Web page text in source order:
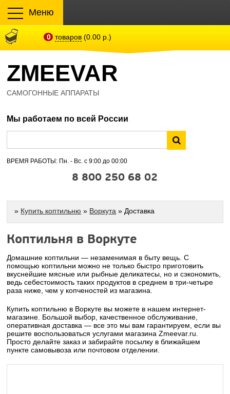
Меню
0 товаров (0.00 р.)
ZMEEVAR
САМОГОННЫЕ АППАРАТЫ
Мы работаем по всей России
ВРЕМЯ РАБОТЫ: Пн. - Вс. с 9:00 до 00:00
8 800 250 68 02
» Купить коптильню » Воркута » Доставка
Коптильня в Воркуте
Домашние коптильни — незаменимая в быту вещь. С
помощью коптильни можно не только быстро приготовить
вкуснейшие мясные или рыбные деликатесы, но и сэкономить,
ведь себестоимость таких продуктов в среднем в три-четыре
раза ниже, чем у копченостей из магазина.
Купить коптильню в Воркуте вы можете в нашем интернет-
магазине. Большой выбор, качественное обслуживание,
оперативная доставка — все это мы вам гарантируем, если вы
решите воспользоваться услугами магазина Zmeevar.ru.
Просто делайте заказ и забирайте посылку в ближайшем
пункте самовывоза или почтовом отделении.